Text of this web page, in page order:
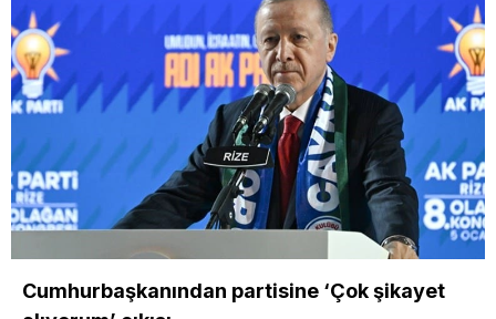
Cumhurbaşkanından partisine ‘Çok şikayet